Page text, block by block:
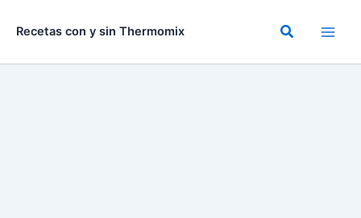
Recetas con y sin Thermomix Buscar